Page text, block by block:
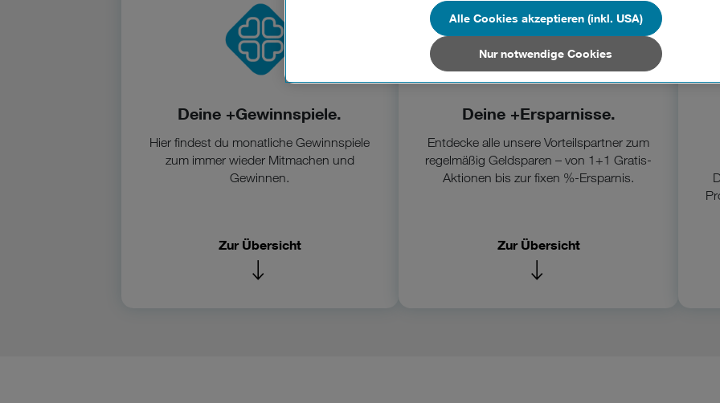
Deine +Gewinnspiele.
Hier findest du monatliche Gewinnspiele
zum immer wieder Mitmachen und
Gewinnen.
Zur Übersicht
Deine +Ersparnisse.
Entdecke alle unsere Vorteilspartner zum
regelmäßig Geldsparen – von 1+1 Gratis-
Aktionen bis zur fixen %-Ersparnis.
Zur Übersicht
Europäischen Union aufweisen (z.B. Data Privacy Framework), werden wie
Wenn Sie „Nur notwendige Cookies“ wählen, dann sind für Sie nur jene Cookies
zur Funktion dieser Website unerlässlich sind.
Nur notwendige Cookies
Alle Cookies akzeptieren (inkl. USA)